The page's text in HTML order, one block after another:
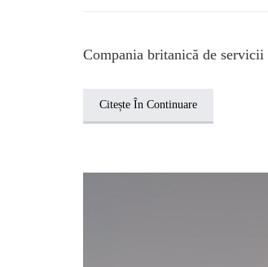
Compania britanică de
Citește În Continuare